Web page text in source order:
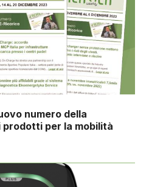
numero della
per la mobilità